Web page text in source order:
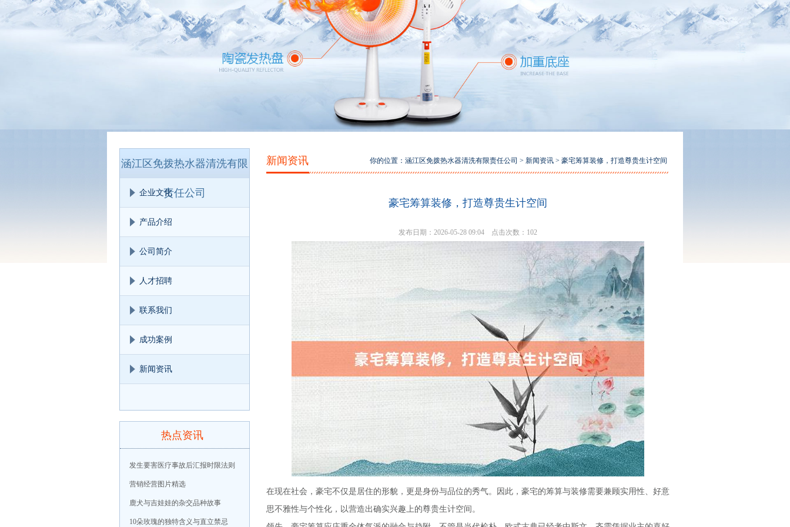
涵江区免拨热水器清洗有限
责任公司
企业文化
产品介绍
公司简介
人才招聘
联系我们
成功案例
新闻资讯
热点资讯
发生要害医疗事故后汇报时限法则
营销经营图片精选
鹿犬与吉娃娃的杂交品种故事
10朵玫瑰的独特含义与直立禁忌
新闻资讯 你的位置： 涵江区免拨热水器清洗有限责任公司 > 新闻资讯 > 豪宅筹算装修，打造尊贵生计空间
豪宅筹算装修，打造尊贵生计空间
发布日期：2026-05-28 09:04 点击次数：102
在现在社会，豪宅不仅是居住的形貌，更是身份与品位的秀气。因此，豪宅的筹算与装修需要兼顾实用性、好意
思不雅性与个性化，以营造出确实兴趣上的尊贵生计空间。